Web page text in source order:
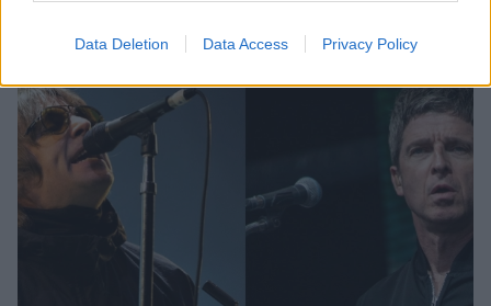
Data Deletion Data Access Privacy Policy